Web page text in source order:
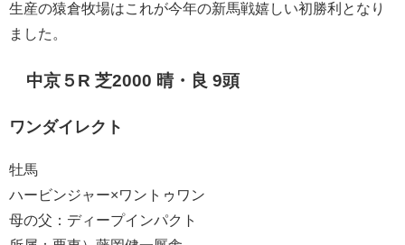
生産の猿倉牧場はこれが今年の新馬戦嬉しい初勝利となり
ました。
中京５R 芝2000 晴・良 9頭
ワンダイレクト
牡馬
ハービンジャー×ワントゥワン
母の父：ディープインパクト